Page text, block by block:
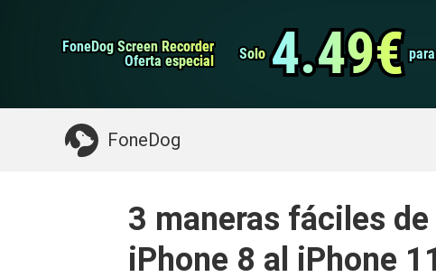
FoneDog Screen Recorder
FoneDog Screen Recorder
Oferta especial
Oferta especial Solo
Solo 4.49€
4.49€
FoneDog
Limpiador de iPhone
Algo que puede necesitar:
3 maneras fáciles
iPhone 8 al iPhone 11